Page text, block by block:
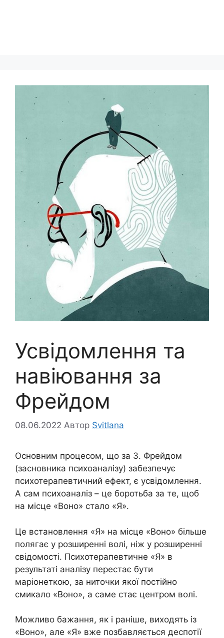
Усвідомлення та
навіювання за
Фрейдом
08.06.2022 Автор Svitlana
Основним процесом, що за 3. Фрейдом
(засновника психоаналізу) забезпечує
психотерапевтичний ефект, є усвідомлення.
А сам психоаналіз – це боротьба за те, щоб
на місце «Воно» стало «Я».
Це встановлення «Я» на місце «Воно» більше
полягає у розширенні волі, ніж у розширенні
свідомості. Психотерапевтичне «Я» в
результаті аналізу перестає бути
маріонеткою, за ниточки якої постійно
смикало «Воно», а саме стає центром волі.
Можливо бажання, як і раніше, виходять із
«Воно», але «Я» вже позбавляється деспотії